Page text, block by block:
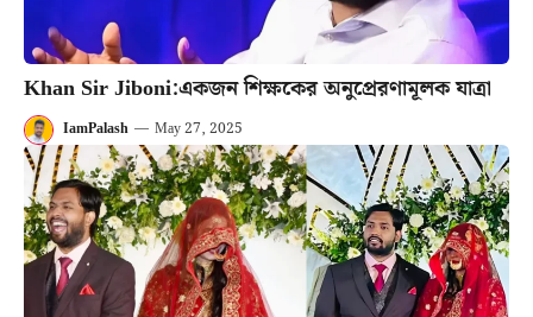
Khan Sir Jiboni:একজন শিক্ষকের অনুপ্রেরণামূলক যাত্রা
IamPalash — May 27, 2025